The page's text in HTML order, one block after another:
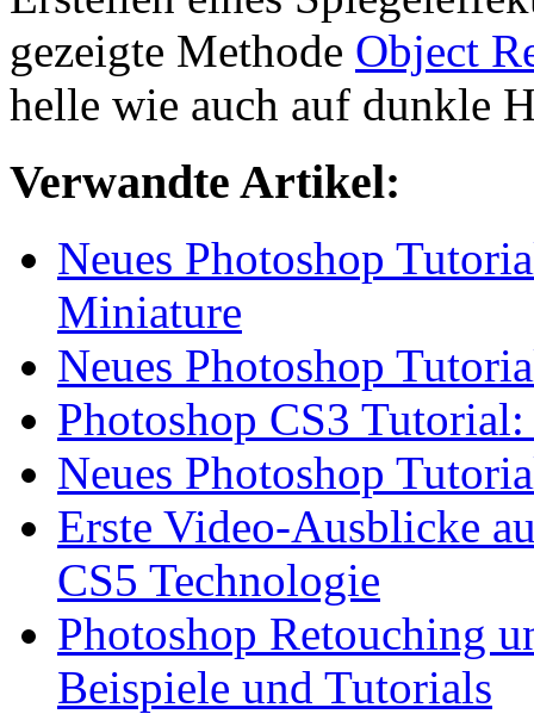
gezeigte Methode Object
helle wie auch auf dunkle
Verwandte Artikel:
Neues Photoshop
Miniature
Neues Photoshop
Photoshop CS3
Neues Photoshop
Erste Video-Ausblicke
CS5 Technologie
Photoshop Retouching
Beispiele und Tutorials